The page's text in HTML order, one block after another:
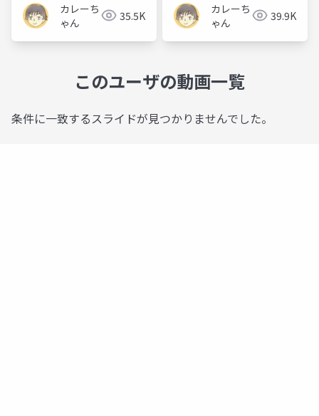
カレーち
ゃん
35.5K
カレーち
ゃん
39.9K
このユーザの動画一覧
条件に一致するスライドが見つかりませんでした。